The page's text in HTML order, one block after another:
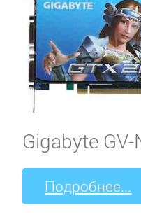
Gigabyte
Подробнее...